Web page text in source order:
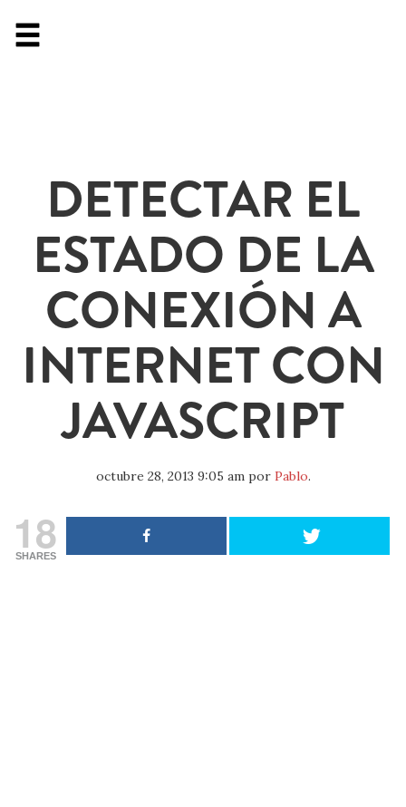
DETECTAR EL
ESTADO DE LA
CONEXIÓN A
INTERNET CON
JAVASCRIPT
octubre 28, 2013 9:05 ampor Pablo.
18
SHARES